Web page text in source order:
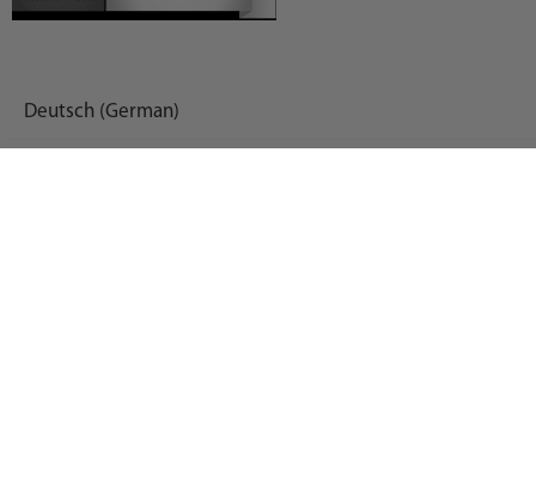
Deutsch (German)